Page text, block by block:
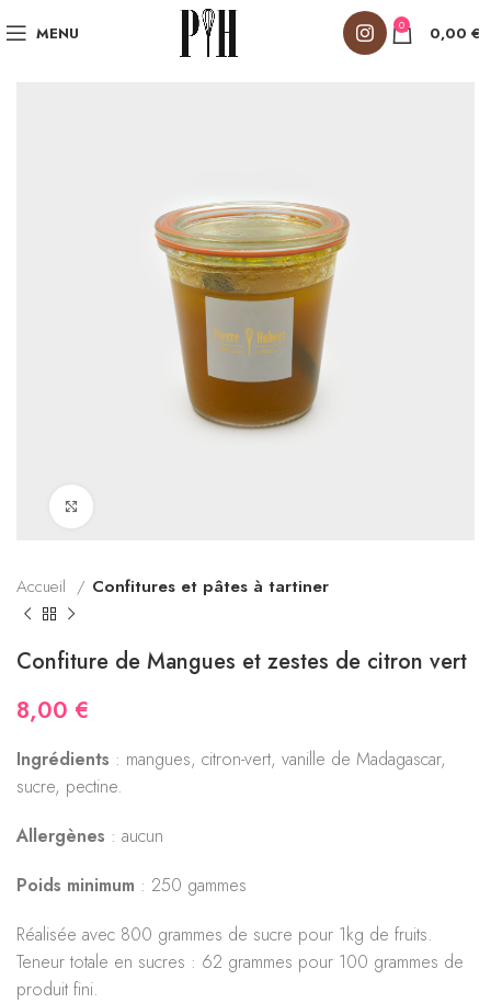
MENU 0 0,00 €
Accueil Confitures et pâtes à tartiner
Confiture de Mangues et zestes de citron vert
8,00 €
Ingrédients : mangues, citron-vert, vanille de Madagascar,
sucre, pectine.
Allergènes : aucun
Poids minimum : 250 gammes
Réalisée avec 800 grammes de sucre pour 1kg de fruits.
Teneur totale en sucres : 62 grammes pour 100 grammes de
produit fini.